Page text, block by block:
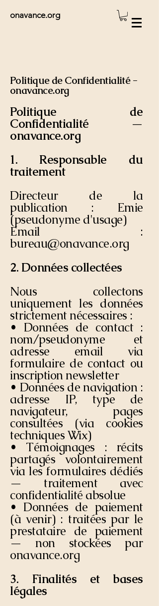
onavance.org
Politique de Confidentialité -
onavance.org
Politique de
Confidentialité —
onavance.org
1. Responsable du
traitement
Directeur de la
publication : Emie
(pseudonyme d'usage)
Email :
bureau@onavance.org
2. Données collectées
Nous collectons
uniquement les données
strictement nécessaires :
• Données de contact :
nom/pseudonyme et
adresse email via
formulaire de contact ou
inscription newsletter
• Données de navigation :
adresse IP, type de
navigateur, pages
consultées (via cookies
techniques Wix)
• Témoignages : récits
partagés volontairement
via les formulaires dédiés
— traitement avec
confidentialité absolue
• Données de paiement
(à venir) : traitées par le
prestataire de paiement
— non stockées par
onavance.org
3. Finalités et bases
légales